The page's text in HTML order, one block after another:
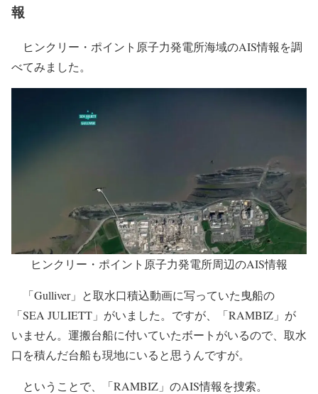
報
ヒンクリー・ポイント原子力発電所海域のAIS情報を調
べてみました。
ヒンクリー・ポイント原子力発電所周辺のAIS情報
「Gulliver」と取水口積込動画に写っていた曳船の
「SEA JULIETT」がいました。ですが、「RAMBIZ」が
いません。運搬台船に付いていたボートがいるので、取水
口を積んだ台船も現地にいると思うんですが。
ということで、「RAMBIZ」のAIS情報を捜索。